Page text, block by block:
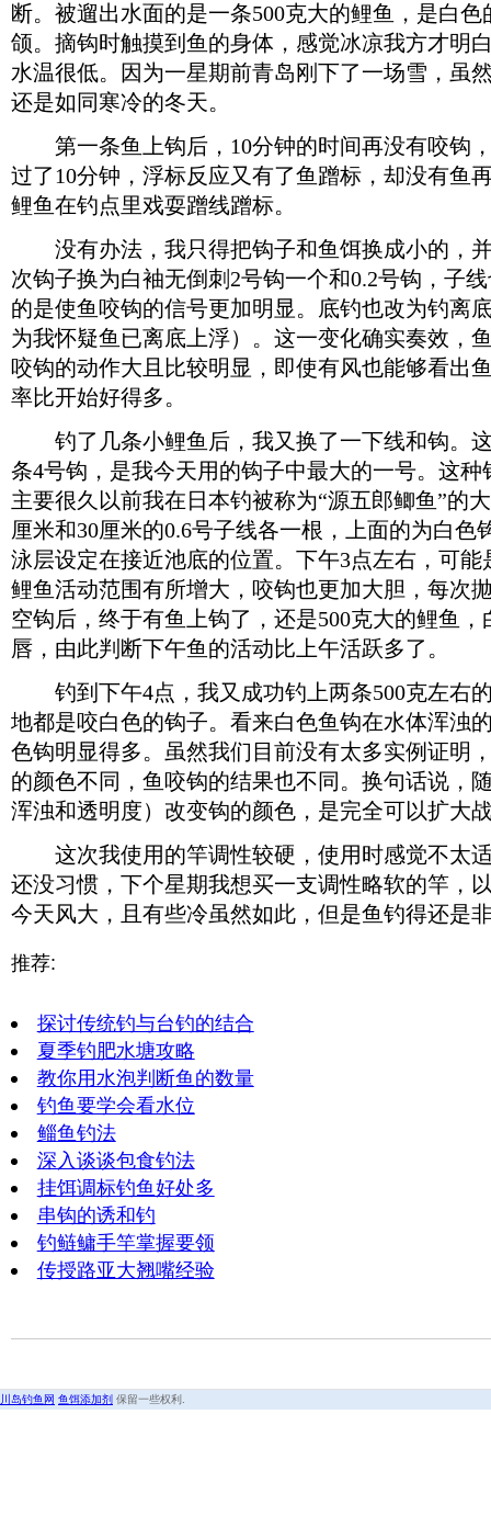
断。被遛出水面的是一条500克大的鲤鱼，是白
颌。摘钩时触摸到鱼的身体，感觉冰凉我方才明
水温很低。因为一星期前青岛刚下了一场雪，虽
还是如同寒冷的冬天。
第一条鱼上钩后，10分钟的时间再没有咬钩
过了10分钟，浮标反应又有了鱼蹭标，却没有鱼
鲤鱼在钓点里戏耍蹭线蹭标。
没有办法，我只得把钩子和鱼饵换成小的，
次钩子换为白袖无倒刺2号钩一个和0.2号钩，子
的是使鱼咬钩的信号更加明显。底钓也改为钓离
为我怀疑鱼已离底上浮）。这一变化确实奏效，
咬钩的动作大且比较明显，即使有风也能够看出
率比开始好得多。
钓了几条小鲤鱼后，我又换了一下线和钩。
条4号钩，是我今天用的钩子中最大的一号。这
主要很久以前我在日本钓被称为“源五郎鲫鱼”的
厘米和30厘米的0.6号子线各一根，上面的为白色
泳层设定在接近池底的位置。下午3点左右，可
鲤鱼活动范围有所增大，咬钩也更加大胆，每次
空钩后，终于有鱼上钩了，还是500克大的鲤鱼
唇，由此判断下午鱼的活动比上午活跃多了。
钓到下午4点，我又成功钓上两条500克左右
地都是咬白色的钩子。看来白色鱼钩在水体浑浊
色钩明显得多。虽然我们目前没有太多实例证明
的颜色不同，鱼咬钩的结果也不同。换句话说，
浑浊和透明度）改变钩的颜色，是完全可以扩大
这次我使用的竿调性较硬，使用时感觉不太
还没习惯，下个星期我想买一支调性略软的竿，
今天风大，且有些冷虽然如此，但是鱼钓得还是
推荐:
探讨传统钓与台钓的结合
夏季钓肥水塘攻略
教你用水泡判断鱼的数量
钓鱼要学会看水位
鲻鱼钓法
深入谈谈包食钓法
挂饵调标钓鱼好处多
串钩的诱和钓
钓鲢鳙手竿掌握要领
传授路亚大翘嘴经验
川岛钓鱼网 鱼饵添加剂 保留一些权利.